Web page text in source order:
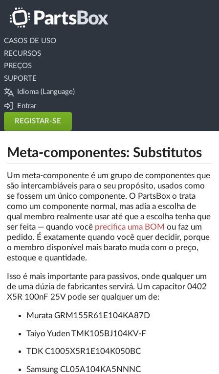
CASOS DE USO
RECURSOS
PREÇOS
SUPORTE
Idioma (Language)
Entrar
REGISTAR-SE
Meta-componentes: Substitutos
Um meta-componente é um grupo de componentes que
são intercambiáveis para o seu propósito, usados como
se fossem um único componente. O PartsBox o trata
como um componente normal, mas adia a escolha de
qual membro realmente usar até que a escolha tenha que
ser feita — quando você precifica uma BOM ou faz um
pedido. É exatamente quando você quer decidir, porque
o membro disponível mais barato muda com o preço,
estoque e quantidade.
Isso é mais importante para passivos, onde qualquer um
de uma dúzia de fabricantes servirá. Um capacitor 0402
X5R 100nF 25V pode ser qualquer um de:
Murata GRM155R61E104KA87D
Taiyo Yuden TMK105BJ104KV-F
TDK C1005X5R1E104K050BC
Samsung CL05A104KA5NNNC